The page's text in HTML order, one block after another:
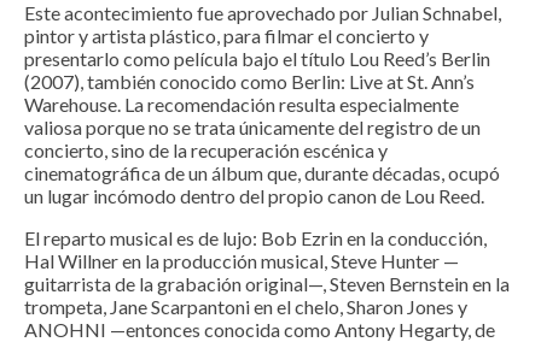
Este acontecimiento fue aprovechado por Julian Schnabel,
pintor y artista plástico, para filmar el concierto y
presentarlo como película bajo el título Lou Reed’s Berlin
(2007), también conocido como Berlin: Live at St. Ann’s
Warehouse. La recomendación resulta especialmente
valiosa porque no se trata únicamente del registro de un
concierto, sino de la recuperación escénica y
cinematográfica de un álbum que, durante décadas, ocupó
un lugar incómodo dentro del propio canon de Lou Reed.
El reparto musical es de lujo: Bob Ezrin en la conducción,
Hal Willner en la producción musical, Steve Hunter —
guitarrista de la grabación original—, Steven Bernstein en la
trompeta, Jane Scarpantoni en el chelo, Sharon Jones y
ANOHNI —entonces conocida como Antony Hegarty, de